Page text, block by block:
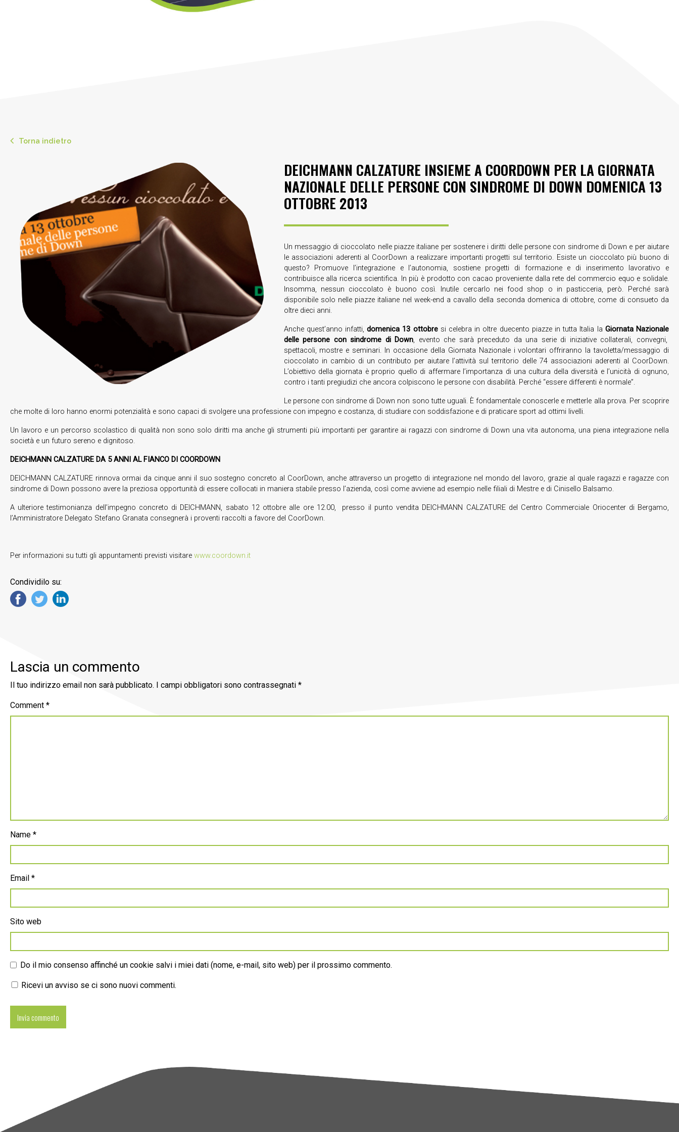
Torna indietro
DEICHMANN CALZATURE INSIEME A COORDOWN PER LA GIORNATA
NAZIONALE DELLE PERSONE CON SINDROME DI DOWN DOMENICA 13
OTTOBRE 2013
Un messaggio di cioccolato nelle piazze italiane per sostenere i diritti delle persone con sindrome di Down e per aiutare
le associazioni aderenti al CoorDown a realizzare importanti progetti sul territorio. Esiste un cioccolato più buono di
questo? Promuove l’integrazione e l’autonomia, sostiene progetti di formazione e di inserimento lavorativo e
contribuisce alla ricerca scientifica. In più è prodotto con cacao proveniente dalla rete del commercio equo e solidale.
Insomma, nessun cioccolato è buono così. Inutile cercarlo nei food shop o in pasticceria, però. Perché sarà
disponibile solo nelle piazze italiane nel week-end a cavallo della seconda domenica di ottobre, come di consueto da
oltre dieci anni.
Anche quest’anno infatti,domenica 13 ottobresi celebra in oltre duecento piazze in tutta Italia la Giornata Nazionale
delle persone con sindrome di Down, evento che sarà preceduto da una serie di iniziative collaterali, convegni,
spettacoli, mostre e seminari. In occasione della Giornata Nazionale i volontari offriranno la tavoletta/messaggio di
cioccolato in cambio di un contributo per aiutare l’attività sul territorio delle 74 associazioni aderenti al CoorDown.
L’obiettivo della giornata è proprio quello di affermare l’importanza di una cultura della diversità e l’unicità di ognuno,
contro i tanti pregiudizi che ancora colpiscono le persone con disabilità. Perché “essere differenti è normale”.
Le persone con sindrome di Down non sono tutte uguali. È fondamentale conoscerle e metterle alla prova. Per scoprire
che molte di loro hanno enormi potenzialità e sono capaci di svolgere una professione con impegno e costanza, di studiare con soddisfazione e di praticare sport ad ottimi livelli.
Un lavoro e un percorso scolastico di qualità non sono solo diritti ma anche gli strumenti più importanti per garantire ai ragazzi con sindrome di Down una vita autonoma, una piena integrazione nella
società e un futuro sereno e dignitoso.
DEICHMANN CALZATURE DA 5 ANNI AL FIANCO DI COORDOWN
DEICHMANN CALZATURE rinnova ormai da cinque anni il suo sostegno concreto al CoorDown, anche attraverso un progetto di integrazione nel mondo del lavoro, grazie al quale ragazzi e ragazze con
sindrome di Down possono avere la preziosa opportunità di essere collocati in maniera stabile presso l’azienda, così come avviene ad esempio nelle filiali di Mestre e di Cinisello Balsamo.
A ulteriore testimonianza dell’impegno concreto di DEICHMANN, sabato 12 ottobre alle ore 12.00, presso il punto vendita DEICHMANN CALZATURE del Centro Commerciale Oriocenter di Bergamo,
l’Amministratore Delegato Stefano Granata consegnerà i proventi raccolti a favore del CoorDown.
Per informazioni su tutti gli appuntamenti previsti visitare www.coordown.it
Condividilo su:
Lascia un commento
Il tuo indirizzo email non sarà pubblicato. I campi obbligatori sono contrassegnati *
Comment *
Name *
Email *
Sito web
Do il mio consenso affinché un cookie salvi i miei dati (nome, e-mail, sito web) per il prossimo commento.
Ricevi un avviso se ci sono nuovi commenti.